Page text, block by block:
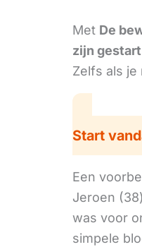
Met De
zijn
Zelfs als
Start
Een
Jeroen
was voor
simpele